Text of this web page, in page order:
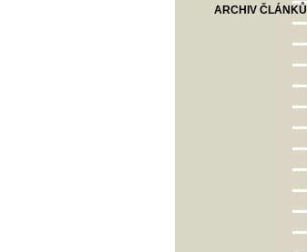
ARCHIV ČLÁNKŮ